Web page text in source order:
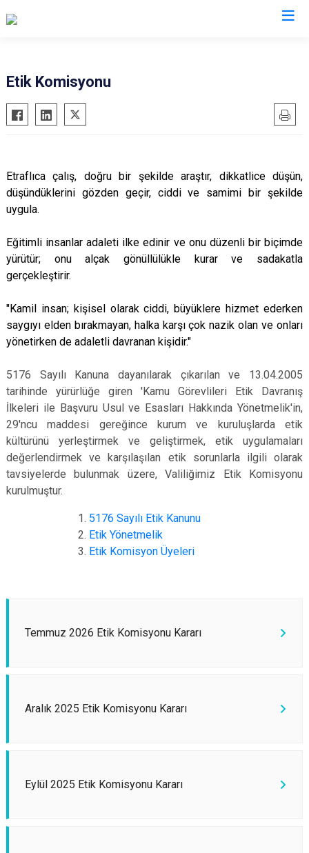
Etik Komisyonu
Etraflıca çalış, doğru bir şekilde araştır, dikkatlice düşün,
düşündüklerini gözden geçir, ciddi ve samimi bir şekilde
uygula.
Eğitimli insanlar adaleti ilke edinir ve onu düzenli bir biçimde
yürütür; onu alçak gönüllülükle kurar ve sadakatla
gerçekleştirir.
"Kamil insan; kişisel olarak ciddi, büyüklere hizmet ederken
saygıyı elden bırakmayan, halka karşı çok nazik olan ve onları
yönetirken de adaletli davranan kişidir."
5176 Sayılı Kanuna dayanılarak çıkarılan ve 13.04.2005
tarihinde yürürlüğe giren 'Kamu Görevlileri Etik Davranış
İlkeleri ile Başvuru Usul ve Esasları Hakkında Yönetmelik'in,
29'ncu maddesi gereğince kurum ve kuruluşlarda etik
kültürünü yerleştirmek ve geliştirmek, etik uygulamaları
değerlendirmek ve karşılaşılan etik sorunlarla ilgili olarak
tavsiyelerde bulunmak üzere, Valiliğimiz Etik Komisyonu
kurulmuştur.
5176 Sayılı Etik Kanunu
Etik Yönetmelik
Etik Komisyon Üyeleri
Temmuz 2026 Etik Komisyonu Kararı
Aralık 2025 Etik Komisyonu Kararı
Eylül 2025 Etik Komisyonu Kararı